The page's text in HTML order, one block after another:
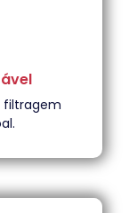
filtragem